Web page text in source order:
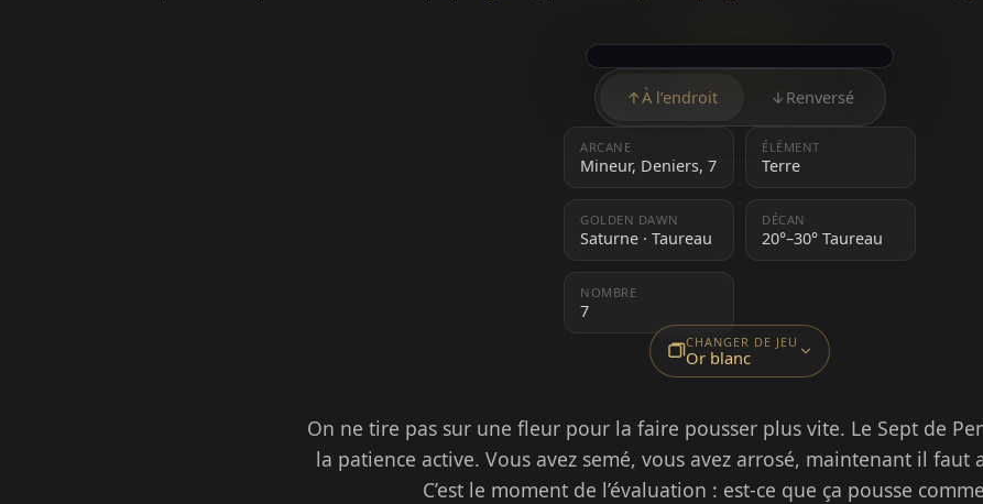
↑À l’endroit ↓ Renversé
ARCANE
Mineur, Deniers, 7
ÉLÉMENT
Terre
GOLDEN DAWN
Saturne · Taureau
DÉCAN
20°–30° Taureau
NOMBRE
7
CHANGER DE JEU
Or blanc
On ne tire pas sur une fleur pour la faire pousser plus vite. Le Sept de
la patience active. Vous avez semé, vous avez arrosé, maintenant il faut
C’est le moment de l’évaluation : est-ce que ça pousse